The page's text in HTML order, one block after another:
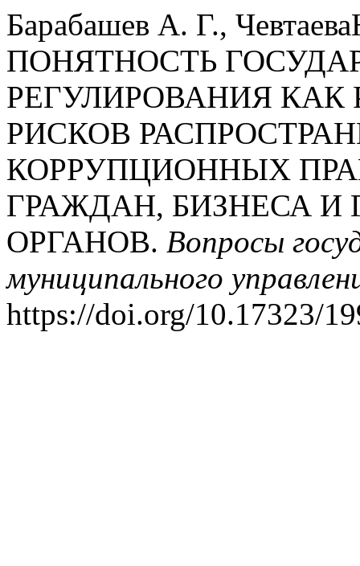
Барабашев А. Г.,
ПОНЯТНОСТЬ
РЕГУЛИРОВАНИЯ
РИСКОВ
КОРРУПЦИОННЫХ
ГРАЖДАН, БИЗНЕСА
ОРГАНОВ. Вопросы
муниципального
https://doi.org/10.17323/